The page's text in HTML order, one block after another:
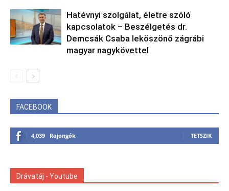
Hatévnyi szolgálat, életre szóló
kapcsolatok – Beszélgetés dr.
Demcsák Csaba leköszönő zágrábi
magyar nagykövettel
FACEBOOK
4,039 Rajongók TETSZIK
Drávatáj - Youtube